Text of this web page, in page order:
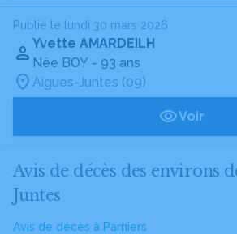
Publié le lundi 30 mars 2026
Yvette AMARDEILH
Née BOY - 93 ans
Aigues-Juntes (09)
Voir
Avis de décès des environs
Juntes
Avis de décès à Pamiers